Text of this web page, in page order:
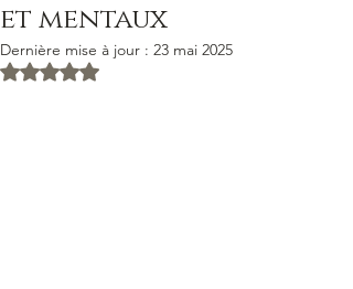
et mentaux
Dernière mise à jour : 23 mai 2025
Noté NaN étoiles sur 5.